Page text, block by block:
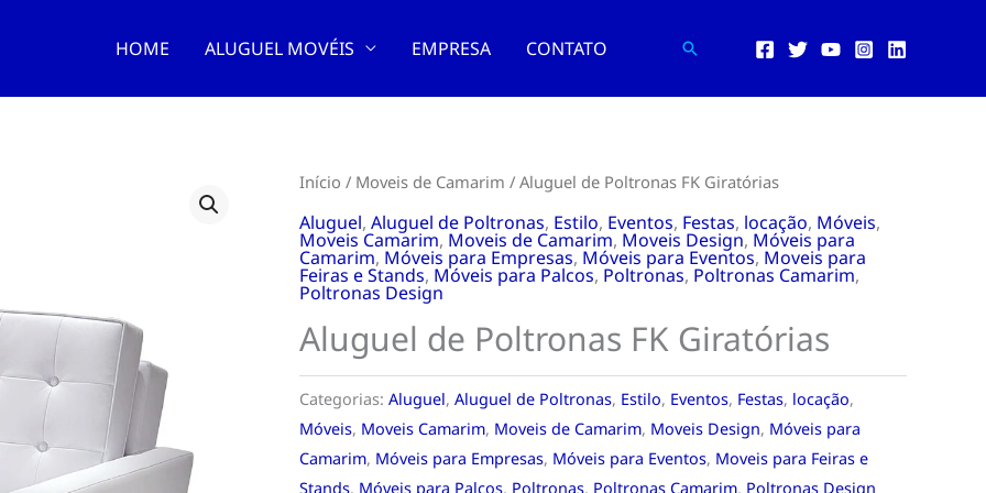
HOME ALUGUEL MOVÉIS EMPRESA CONTATO Pesquisar
Início / Moveis de Camarim / Aluguel de Poltronas FK Giratórias
Aluguel, Aluguel de Poltronas, Estilo, Eventos, Festas, locação, Móveis,
Moveis Camarim, Moveis de Camarim, Moveis Design, Móveis para
Camarim, Móveis para Empresas, Móveis para Eventos, Moveis para
Feiras e Stands, Móveis para Palcos, Poltronas, Poltronas Camarim,
Poltronas Design
Aluguel de Poltronas FK Giratórias
Categorias: Aluguel, Aluguel de Poltronas, Estilo, Eventos, Festas, locação,
Móveis, Moveis Camarim, Moveis de Camarim, Moveis Design, Móveis para
Camarim, Móveis para Empresas, Móveis para Eventos, Moveis para Feiras e
Stands, Móveis para Palcos, Poltronas, Poltronas Camarim, Poltronas Design